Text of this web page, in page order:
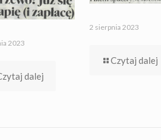
2023
dalej
2 sierpnia 2023
Czytaj dalej